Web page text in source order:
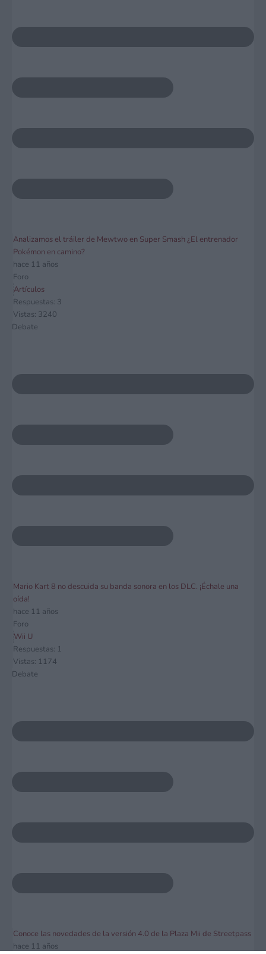
Analizamos el tráiler de Mewtwo en Super Smash ¿El entrenador
Pokémon en camino?
hace 11 años
Foro
Artículos
Respuestas: 3
Vistas: 3240
Debate
Mario Kart 8 no descuida su banda sonora en los DLC. ¡Échale una
oída!
hace 11 años
Foro
Wii U
Respuestas: 1
Vistas: 1174
Debate
Conoce las novedades de la versión 4.0 de la Plaza Mii de Streetpass
hace 11 años